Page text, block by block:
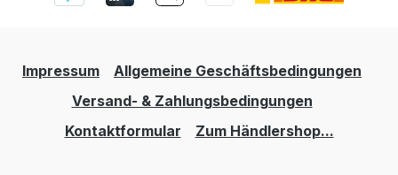
Impressum
Allgemeine Geschäftsbedingungen
Versand- & Zahlungsbedingungen
Kontaktformular
Zum Händlershop...